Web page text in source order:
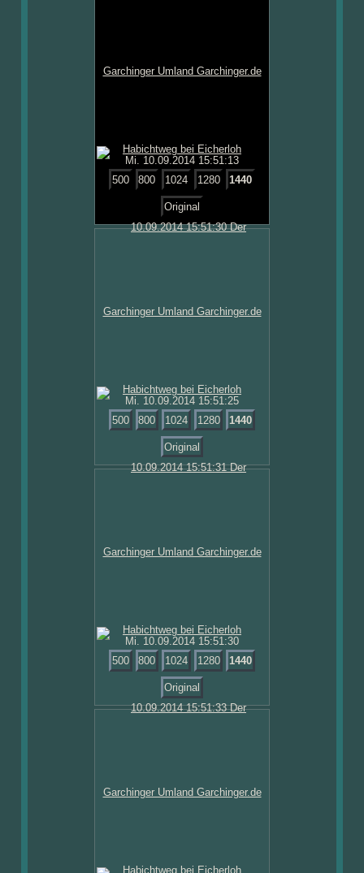
Mi. 10.09.2014 15:51:13
500
800 1024 1280 1440
Original
Mi. 10.09.2014 15:51:25
500
800 1024 1280 1440
Original
Mi. 10.09.2014 15:51:30
500
800 1024 1280 1440
Original